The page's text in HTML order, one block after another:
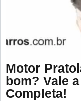
Motor
bom? Vale
Completa!